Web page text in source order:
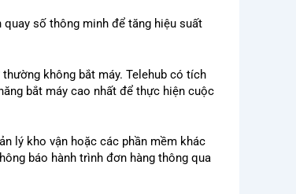
quay số thông minh để tăng hiệu suất
không bắt máy. Telehub có tích
bắt máy cao nhất để thực hiện cuộc
lý kho vận hoặc các phần mềm khác
báo hành trình đơn hàng thông qua